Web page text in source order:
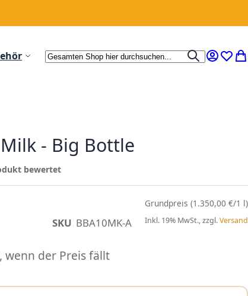
Suche
Suche
Mein
- Big Bottle
SKU BBA10MK-A
bewertet
(1.350,00 €/1 l)
Inkl. 19% MwSt., zzgl.Versand
wenn der Preis fällt